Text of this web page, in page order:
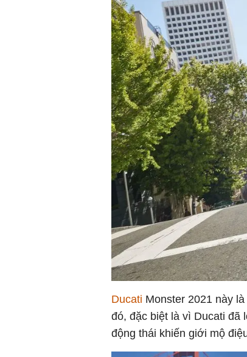
Ducati Monster 2021 này
đó, đặc biệt là vì Ducati đã
động thái khiến giới mộ